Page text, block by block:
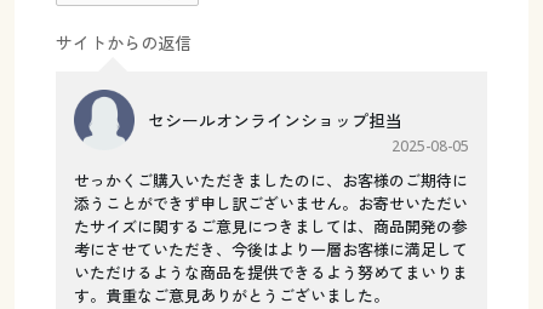
サイトからの返信
セシールオンラインショップ担当
2025-08-05
せっかくご購入いただきましたのに、お客様のご期待に
添うことができず申し訳ございません。お寄せいただい
たサイズに関するご意見につきましては、商品開発の参
考にさせていただき、今後はより一層お客様に満足して
いただけるような商品を提供できるよう努めてまいりま
す。貴重なご意見ありがとうございました。